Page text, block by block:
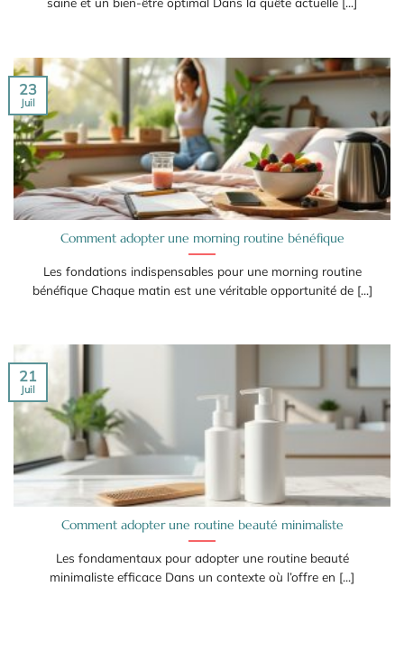
Comment adopter une morning routine bénéfique
Les fondations indispensables pour une morning routine
bénéfique Chaque matin est une véritable opportunité de [...]
23
Juil
Comment adopter une routine beauté minimaliste
Les fondamentaux pour adopter une routine beauté
minimaliste efficace Dans un contexte où l’offre en [...]
21
Juil